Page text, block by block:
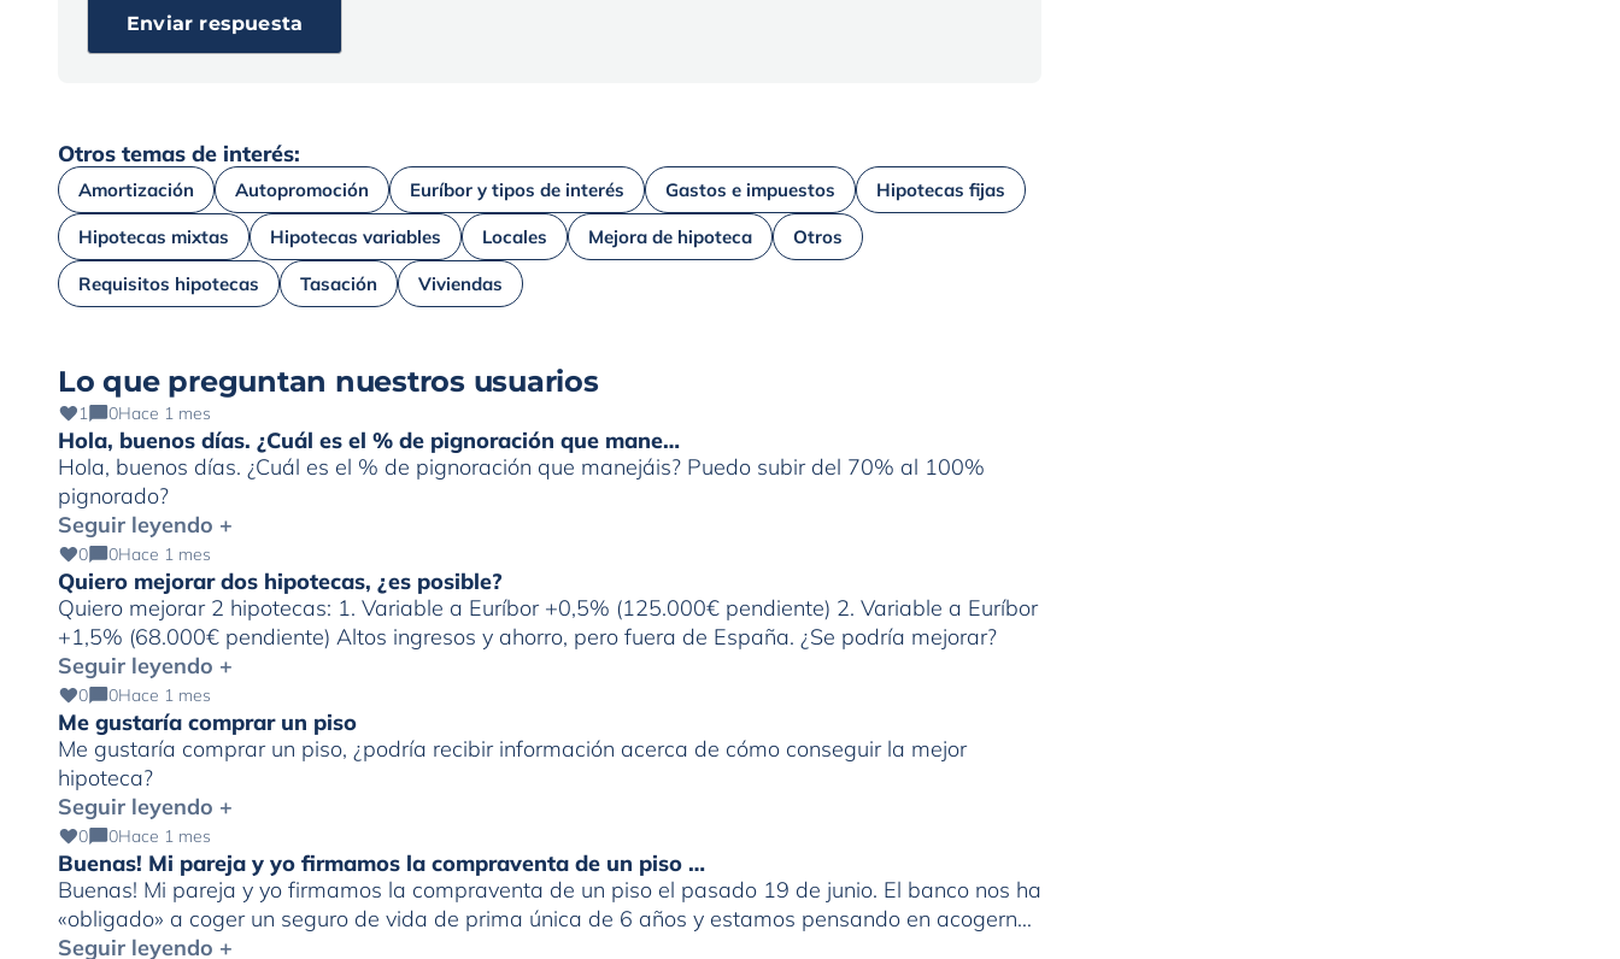
Otros temas de interés:
Amortización Autopromoción Euríbor y tipos de interés Gastos e impuestos Hipotecas fijas
Hipotecas mixtas Hipotecas variables Locales Mejora de hipoteca Otros
Requisitos hipotecas Tasación Viviendas
Lo que preguntan nuestros usuarios
1 0Hace 1 mes
Hola, buenos días. ¿Cuál es el % de pignoración que mane…
Hola, buenos días. ¿Cuál es el % de pignoración que manejáis? Puedo subir del 70% al 100%
pignorado?
Seguir leyendo +
0 0Hace 1 mes
Quiero mejorar dos hipotecas, ¿es posible?
Quiero mejorar 2 hipotecas: 1. Variable a Euríbor +0,5% (125.000€ pendiente) 2. Variable a Euríbor
+1,5% (68.000€ pendiente) Altos ingresos y ahorro, pero fuera de España. ¿Se podría mejorar?
Seguir leyendo +
0 0Hace 1 mes
Me gustaría comprar un piso
Me gustaría comprar un piso, ¿podría recibir información acerca de cómo conseguir la mejor
hipoteca?
Seguir leyendo +
0 0Hace 1 mes
Buenas! Mi pareja y yo firmamos la compraventa de un piso …
Buenas! Mi pareja y yo firmamos la compraventa de un piso el pasado 19 de junio. El banco nos ha
«obligado» a coger un seguro de vida de prima única de 6 años y estamos pensando en acogernos
al derecho de desistimiento antes de los 30 días. Que represalias podríamos tener en el futuro con
Seguir leyendo +